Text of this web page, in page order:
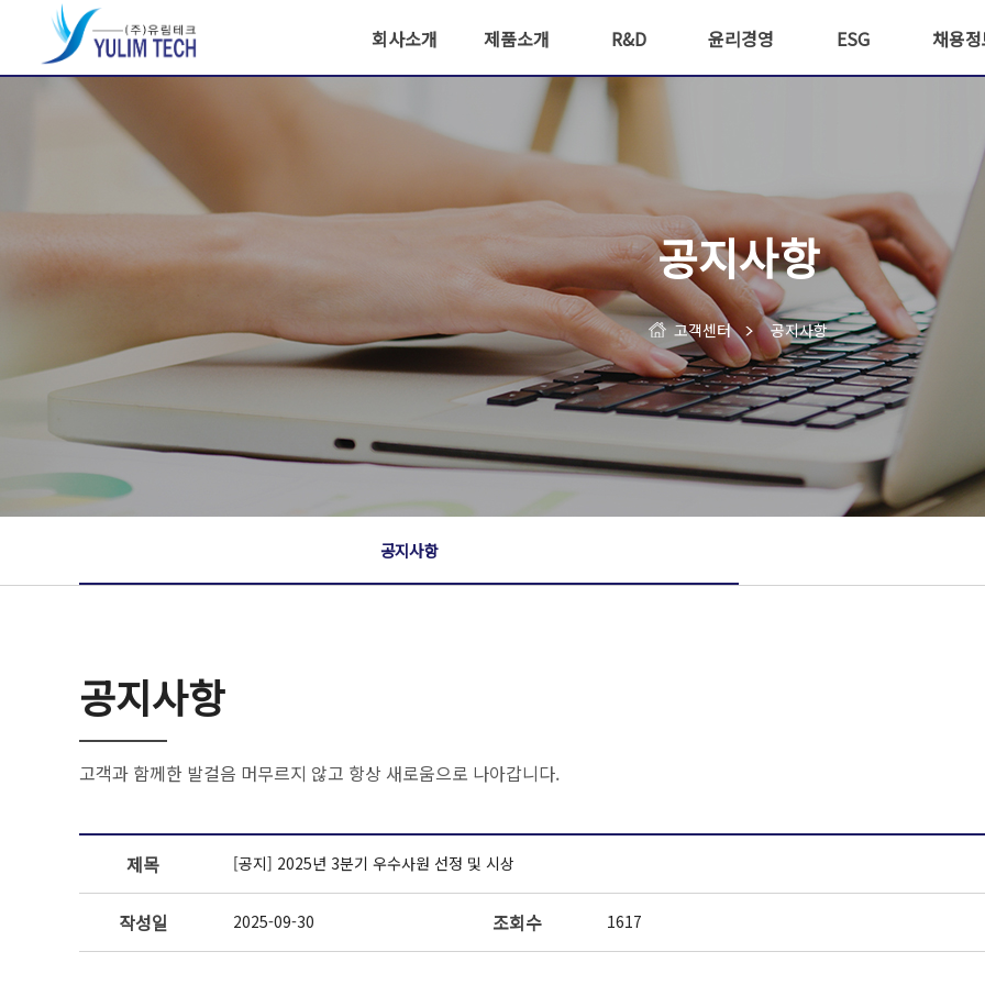
회사소개
인사말
회사개요 및 연혁
수상내역 및 인증
제품소개
공정 순서
주요 생산품
R&D
기술연구소 소개
윤리경영 ESG 채용
복리
채용
공지사항
고객센터 공지사항
공지사항
공지사항
고객과 함께한 발걸음 머무르지 않고 항상 새로움으로 나아갑니다.
제목 [공지] 2025년 3분기 우수사원 선정 및 시상
작성일 2025-09-30 조회수 1617